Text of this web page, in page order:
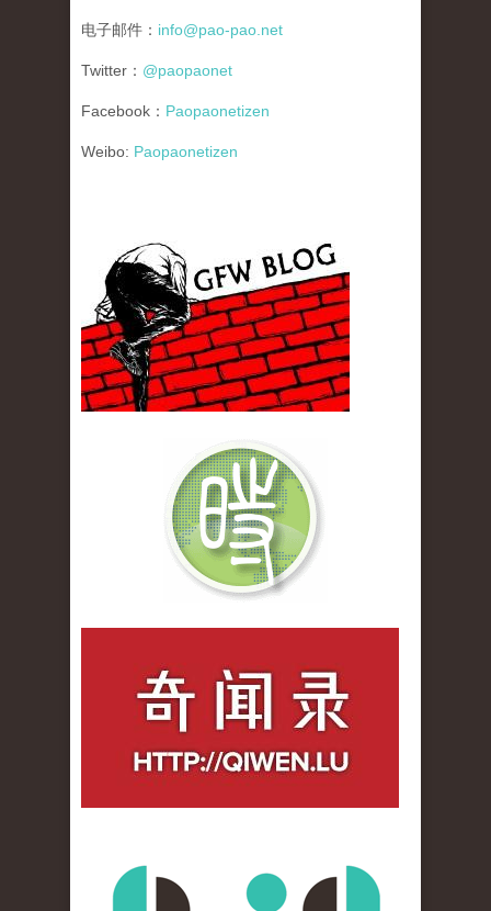
电子邮件： info@pao-pao.net
Twitter： @paopaonet
Facebook： Paopaonetizen
Weibo: Paopaonetizen
gfw_blog_small.jpg